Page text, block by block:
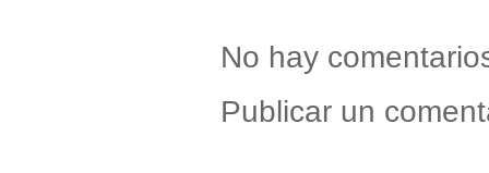
No hay
Publicar un